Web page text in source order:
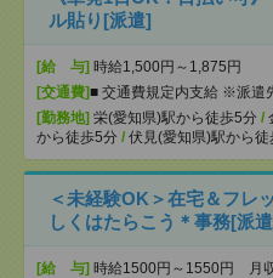
ル貼り[派遣]
[給 与] 時給1,500円～1,875円
[交通費]■ 交通費規定内支給 ※派遣
[勤務地] 栄(愛知県)駅から徒歩5分 /
から徒歩5分 / 伏見(愛知県)駅から徒
＜未経験OK＞在宅＆フレ
しくはたらこう＊事務[派
[給 与] 時給1500円～1550円 月